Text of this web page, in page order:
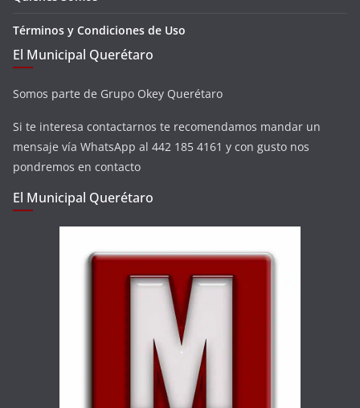
Términos y Condiciones de Uso
El Municipal Querétaro
Somos parte de Grupo Okey Querétaro
Si te interesa contactarnos te recomendamos mandar un
mensaje vía WhatsApp al 442 185 4161 y con gusto nos
pondremos en contacto
El Municipal Querétaro